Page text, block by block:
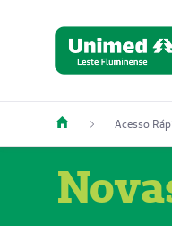
Acesso